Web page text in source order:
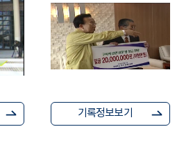
기록정보보기